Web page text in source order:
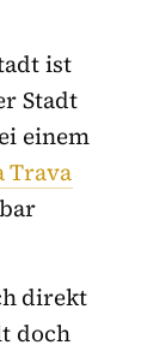
ist
Stadt
einem
Trava
direkt
doch